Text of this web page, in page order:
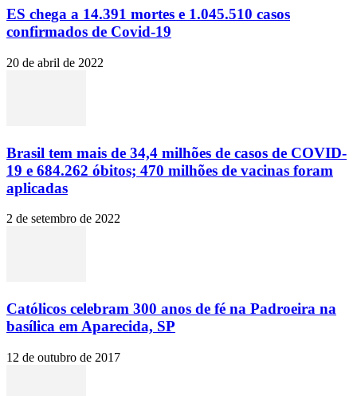
ES chega a 14.391 mortes e 1.045.510 casos
confirmados de Covid-19
20 de abril de 2022
Brasil tem mais de 34,4 milhões de casos de COVID-
19 e 684.262 óbitos; 470 milhões de vacinas foram
aplicadas
2 de setembro de 2022
Católicos celebram 300 anos de fé na Padroeira na
basílica em Aparecida, SP
12 de outubro de 2017